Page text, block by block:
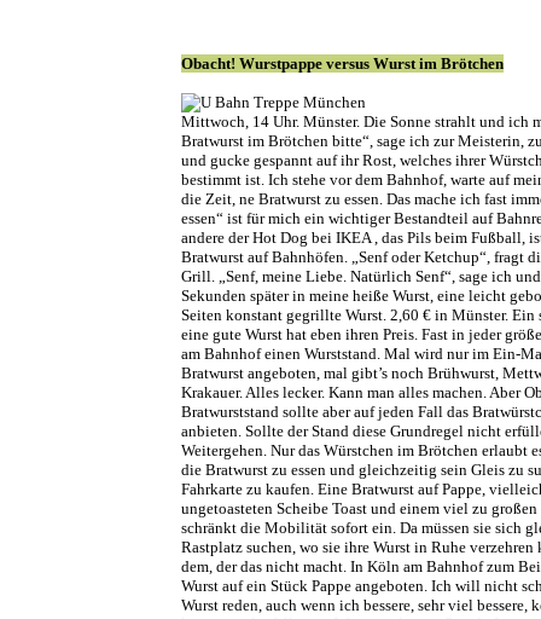
Obacht! Wurstpappe versus Wurst im Brötchen
Mittwoch, 14 Uhr. Münster. Die Sonne strahlt und ich
Bratwurst im Brötchen bitte“, sage ich zur Meisterin,
und gucke gespannt auf ihr Rost, welches ihrer
bestimmt ist. Ich stehe vor dem Bahnhof, warte auf
die Zeit, ne Bratwurst zu essen. Das mache ich fast
essen“ ist für mich ein wichtiger Bestandteil auf
andere der Hot Dog bei IKEA , das Pils beim Fußball,
Bratwurst auf Bahnhöfen. „Senf oder Ketchup“, fragt
Grill. „Senf, meine Liebe. Natürlich Senf“, sage ich
Sekunden später in meine heiße Wurst, eine leicht
Seiten konstant gegrillte Wurst. 2,60 € in Münster. Ein
eine gute Wurst hat eben ihren Preis. Fast in jeder
am Bahnhof einen Wurststand. Mal wird nur im Ein-
Bratwurst angeboten, mal gibt’s noch Brühwurst,
Krakauer. Alles lecker. Kann man alles machen. Aber
Bratwurststand sollte aber auf jeden Fall das
anbieten. Sollte der Stand diese Grundregel nicht
Weitergehen. Nur das Würstchen im Brötchen erlaubt
die Bratwurst zu essen und gleichzeitig sein Gleis zu
Fahrkarte zu kaufen. Eine Bratwurst auf Pappe,
ungetoasteten Scheibe Toast und einem viel zu großen
schränkt die Mobilität sofort ein. Da müssen sie sich
Rastplatz suchen, wo sie ihre Wurst in Ruhe verzehren
dem, der das nicht macht. In Köln am Bahnhof zum
Wurst auf ein Stück Pappe angeboten. Ich will nicht
Wurst reden, auch wenn ich bessere, sehr viel bessere,